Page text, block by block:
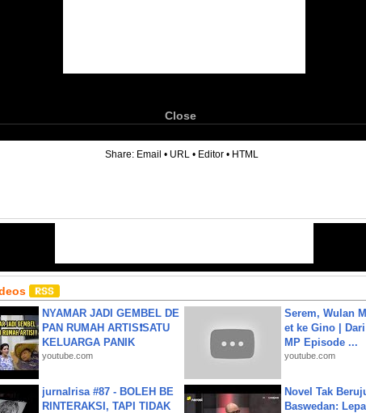
Close
Share: Email • URL • Editor • HTML
NYAMAR JADI GEMBEL DE
PAN RUMAH ARTIS❗SATU
KELUARGA PANIK
youtube.com
Serem, Wulan
et ke Gino |
MP Episode ...
youtube.com
jurnalrisa #87 - BOLEH BE
RINTERAKSI, TAPI TIDAK
Novel Tak
Baswedan: